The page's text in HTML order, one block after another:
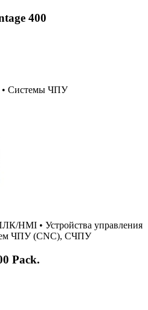
400
• Системы ЧПУ
HMI • Устройства управления
ЧПУ (CNC), СЧПУ
Pack.